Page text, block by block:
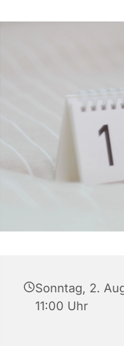
Sonntag, 2.
11:00 Uhr